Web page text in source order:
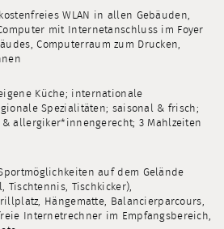
kostenfreies WLAN in allen Gebäuden,
mit Internetanschluss im Foyer
Computerraum zum Drucken,
Küche; internationale
Spezialitäten; saisonal & frisch;
& allergiker*innengerecht; 3 Mahlzeiten
auf dem Gelände
Tischtennis, Tischkicker),
Hängematte, Balancierparcours,
Internetrechner im Empfangsbereich,